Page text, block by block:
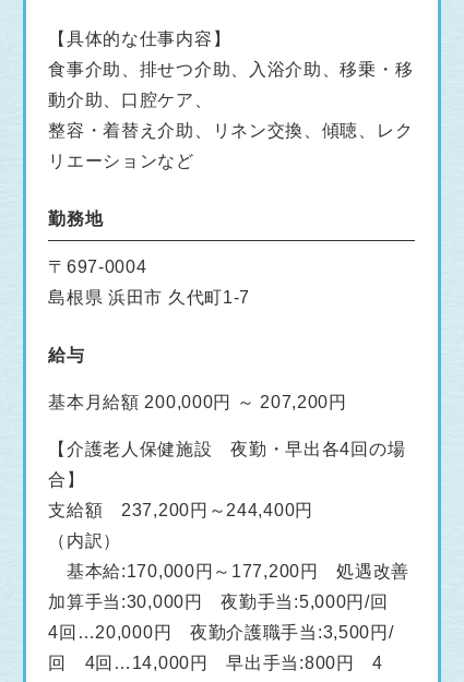
【具体的な仕事内容】
食事介助、排せつ介助、入浴介助、移乗・移
動介助、口腔ケア、
整容・着替え介助、リネン交換、傾聴、レク
リエーションなど
勤務地
〒697-0004
島根県 浜田市 久代町1-7
給与
基本月給額 200,000円 ～ 207,200円
【介護老人保健施設 夜勤・早出各4回の場
合】
支給額 237,200円～244,400円
（内訳）
基本給:170,000円～177,200円 処遇改善
加算手当:30,000円 夜勤手当:5,000円/回
4回…20,000円 夜勤介護職手当:3,500円/
回 4回…14,000円 早出手当:800円 4